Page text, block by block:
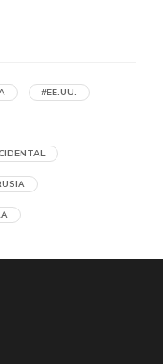
con un solo
#EE.UU.